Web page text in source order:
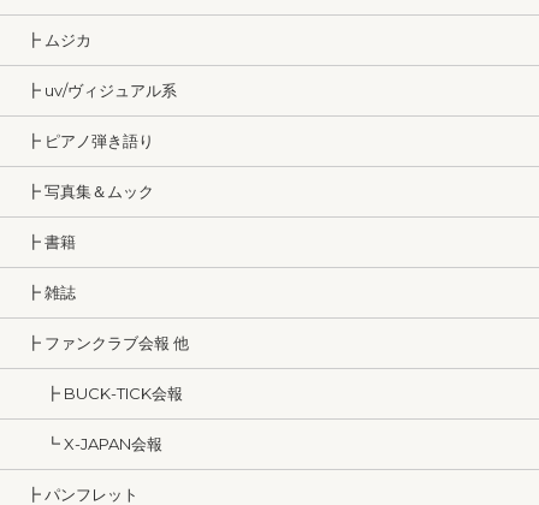
┣ ムジカ
┣ uv/ヴィジュアル系
┣ ピアノ弾き語り
┣ 写真集＆ムック
┣ 書籍
┣ 雑誌
┣ ファンクラブ会報 他
┣ BUCK-TICK会報
┗ X-JAPAN会報
┣ パンフレット